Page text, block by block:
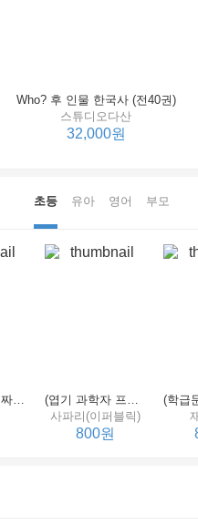
Who? 후 인물 한국사 (전40권)
스튜디오다산
32,000원
초등 유아 영어 부모
(학급문고 03) 짜장 짬뽕 탕수육
(엽기 과학자 프래니 01) 도시락 괴물이 나타났다
사파리(이퍼블릭)
800원